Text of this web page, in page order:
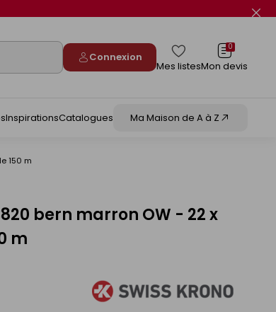
Connexion
Mes listes
0
Mon devis
InspirationsCatalogues Ma Maison de A à Z
150 m
bern marron OW - 22 x
m